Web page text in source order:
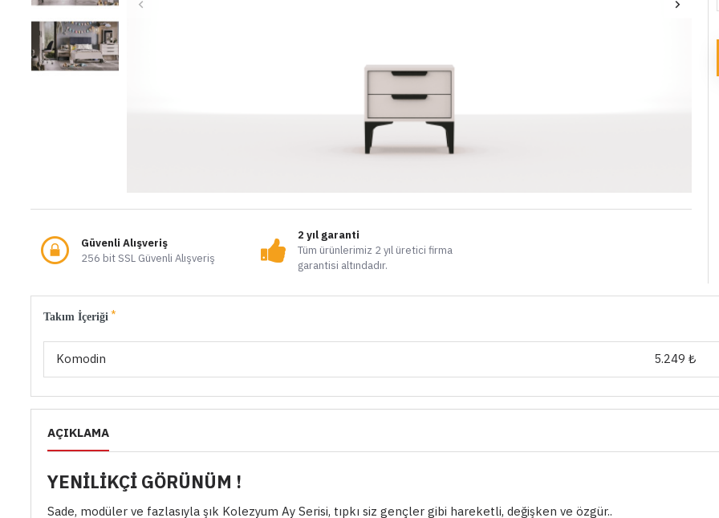
Güvenli Alışveriş
256 bit SSL Güvenli Alışveriş
2 yıl garanti
Tüm ürünlerimiz 2 yıl üretici firma
garantisi altındadır.
Takım İçeriği
Komodin 5.249 ₺
AÇIKLAMA
YENİLİKÇİ GÖRÜNÜM !
Sade, modüler ve fazlasıyla şık Kolezyum Ay Serisi, tıpkı siz gençler gibi hareketli, değişken ve özgür..